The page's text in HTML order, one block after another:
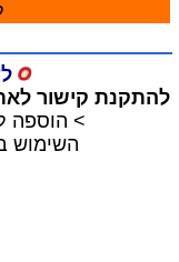
להתקנת קישור
> הוספה
השימוש